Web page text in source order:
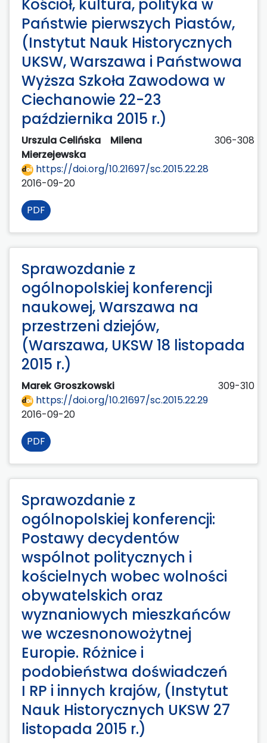
Kościół, kultura, polityka w
Państwie pierwszych Piastów,
(Instytut Nauk Historycznych
UKSW, Warszawa i Państwowa
Wyższa Szkoła Zawodowa w
Ciechanowie 22-23
października 2015 r.)
Urszula Celińska
Milena
Mierzejewska
306-308
https://doi.org/10.21697/sc.2015.22.28
2016-09-20
PDF
Sprawozdanie z
ogólnopolskiej konferencji
naukowej, Warszawa na
przestrzeni dziejów,
(Warszawa, UKSW 18 listopada
2015 r.)
Marek Groszkowski
309-310
https://doi.org/10.21697/sc.2015.22.29
2016-09-20
PDF
Sprawozdanie z
ogólnopolskiej konferencji:
Postawy decydentów
wspólnot politycznych i
kościelnych wobec wolności
obywatelskich oraz
wyznaniowych mieszkańców
we wczesnonowożytnej
Europie. Różnice i
podobieństwa doświadczeń
I RP i innych krajów, (Instytut
Nauk Historycznych UKSW 27
listopada 2015 r.)